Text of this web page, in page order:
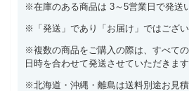
※在庫のある商品は 3～5営業日で発送
※「発送」であり「お届け」ではござい
※複数の商品をご購入の際は、すべての
日時を合わせて発送させていただきます
※北海道・沖縄・離島は送料別途お見積